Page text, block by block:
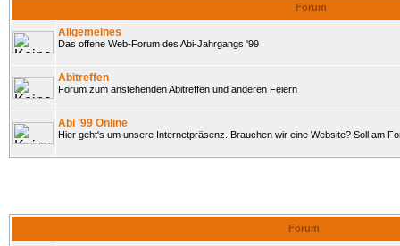
Forum
Allgemeines
Das offene Web-Forum des Abi-Jahrgangs '99
Abitreffen
Forum zum anstehenden Abitreffen und anderen Feiern
Abi '99 Online
Hier geht's um unsere Internetpräsenz. Brauchen wir eine Website? Soll am
Forum